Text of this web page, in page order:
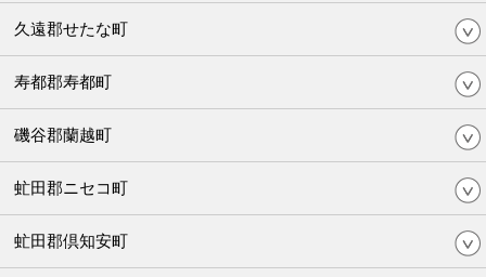
久遠郡せたな町
寿都郡寿都町
磯谷郡蘭越町
虻田郡ニセコ町
虻田郡倶知安町